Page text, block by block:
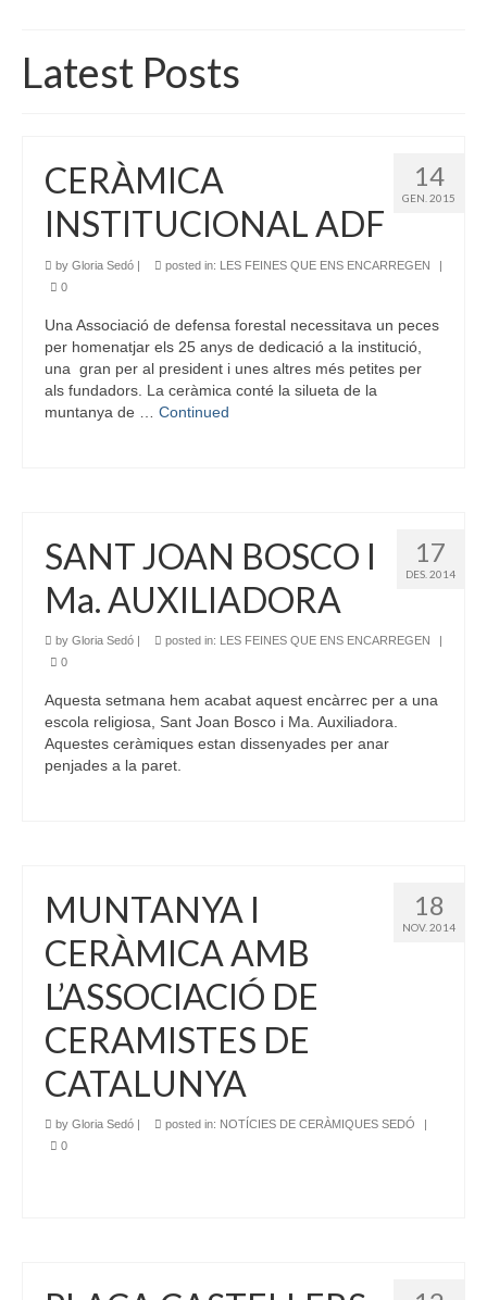
CONTACTE
Latest Posts
14
GEN. 2015
CERÀMICA
INSTITUCIONAL ADF
by Gloria Sedó | posted in: LES FEINES QUE ENS ENCARREGEN
|
0
Una Associació de defensa forestal necessitava un peces
per homenatjar els 25 anys de dedicació a la institució,
una gran per al president i unes altres més petites per
als fundadors. La ceràmica conté la silueta de la
muntanya de … Continued
17
DES. 2014
SANT JOAN BOSCO I
Ma. AUXILIADORA
by Gloria Sedó | posted in: LES FEINES QUE ENS ENCARREGEN
|
0
Aquesta setmana hem acabat aquest encàrrec per a una
escola religiosa, Sant Joan Bosco i Ma. Auxiliadora.
Aquestes ceràmiques estan dissenyades per anar
penjades a la paret.
18
NOV. 2014
MUNTANYA I
CERÀMICA AMB
L’ASSOCIACIÓ DE
CERAMISTES DE
CATALUNYA
by Gloria Sedó posted in: NOTÍCIES DE CERÀMIQUES SEDÓ
0